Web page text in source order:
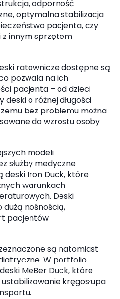
odporność
optymalna stabilizacja
pacjenta, czy
z innym sprzętem
ratownicze dostępne są
pozwala na ich
pacjenta – od dzieci
deski o różnej długości
bez problemu można
do wzrostu osoby
modeli
służby medyczne
deski Iron Duck, które
warunkach
Deski
dużą nośnością,
pacjentów
są natomiast
W portfolio
MeBer Duck, które
kręgosłupa